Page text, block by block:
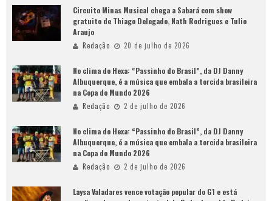
Circuito Minas Musical chega a Sabará com show
gratuito de Thiago Delegado, Nath Rodrigues e Tulio
Araujo
Redação 20 de julho de 2026
No clima do Hexa: “Passinho do Brasil”, da DJ Danny
Albuquerque, é a música que embala a torcida brasileira
na Copa do Mundo 2026
Redação 2 de julho de 2026
No clima do Hexa: “Passinho do Brasil”, da DJ Danny
Albuquerque, é a música que embala a torcida brasileira
na Copa do Mundo 2026
Redação 2 de julho de 2026
Laysa Valadares vence votação popular do G1 e está